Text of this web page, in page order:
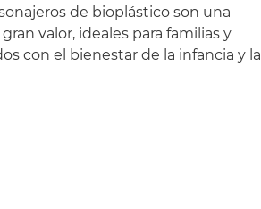
de bioplástico son una
valor, ideales para familias y
con el bienestar de la infancia y la